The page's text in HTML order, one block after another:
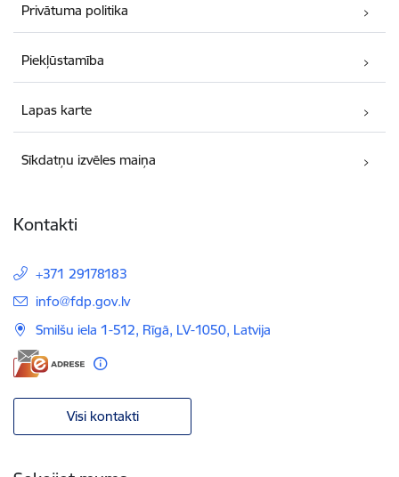
Privātuma politika
Piekļūstamība
Lapas karte
Sīkdatņu izvēles maiņa
Kontakti
+371 29178183
E-pasts:
info@fdp.gov.lv
Smilšu iela 1-512, Rīgā, LV-1050, Latvija
Visi kontakti